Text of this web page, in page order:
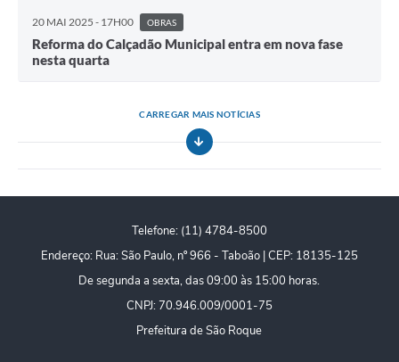
20 MAI 2025 - 17H00 OBRAS
Reforma do Calçadão Municipal entra em nova fase
nesta quarta
CARREGAR MAIS NOTÍCIAS
Telefone: (11) 4784-8500
Endereço: Rua: São Paulo, nº 966 - Taboão | CEP: 18135-125
De segunda a sexta, das 09:00 às 15:00 horas.
CNPJ: 70.946.009/0001-75
Prefeitura de São Roque